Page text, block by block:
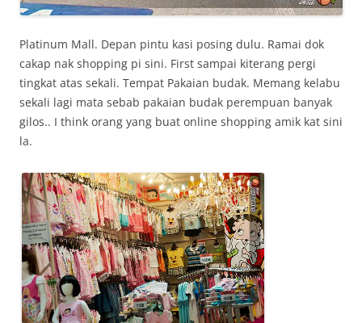
Platinum Mall. Depan pintu kasi posing dulu. Ramai dok
cakap nak shopping pi sini. First sampai kiterang pergi
tingkat atas sekali. Tempat Pakaian budak. Memang kelabu
sekali lagi mata sebab pakaian budak perempuan banyak
gilos.. I think orang yang buat online shopping amik kat sini
la.